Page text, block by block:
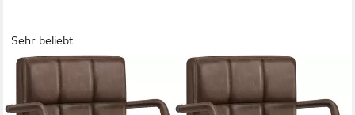
Sehr beliebt
Barhocker (2 St), mit Rückenlehne, Barstuhl höhenverstellbar
drehbar